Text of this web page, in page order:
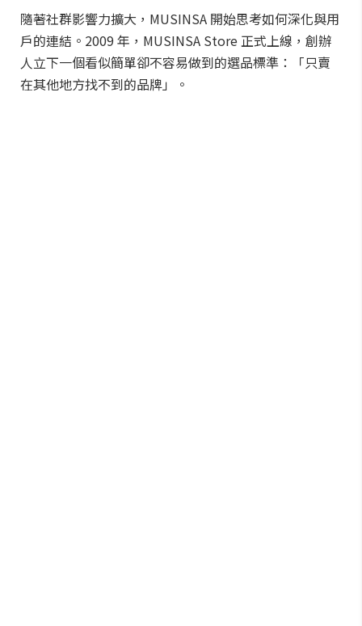
隨著社群影響力擴大，MUSINSA 開始思考如何深化與用
戶的連結。2009 年，MUSINSA Store 正式上線，創辦
人立下一個看似簡單卻不容易做到的選品標準：「只賣
在其他地方找不到的品牌」。